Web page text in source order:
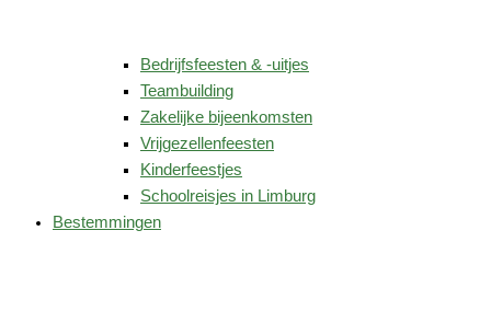
Bedrijfsfeesten & -uitjes
Teambuilding
Zakelijke bijeenkomsten
Vrijgezellenfeesten
Kinderfeestjes
Schoolreisjes in Limburg
Bestemmingen